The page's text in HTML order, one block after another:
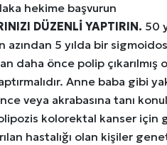
hekime başvurun
DÜZENLİ YAPTIRIN. 50
azından 5 yılda bir
daha önce polip
Anne baba gibi
veya akrabasına tanı
kolorektal kanser için
hastalığı olan kişiler